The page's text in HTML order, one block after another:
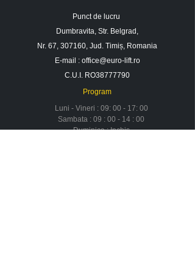
Punct de lucru
Dumbravita, Str. Belgrad,
Nr. 67, 307160, Jud. Timiș, Romania
E-mail : office@euro-lift.ro
C.U.I. RO38777790
Program
Luni - Vineri : 09: 00 - 17: 00
Sambata : 09 : 00 - 14 : 00
Duminica : Inchis